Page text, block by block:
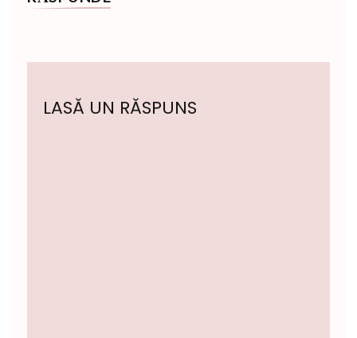
LASĂ UN RĂSPUNS